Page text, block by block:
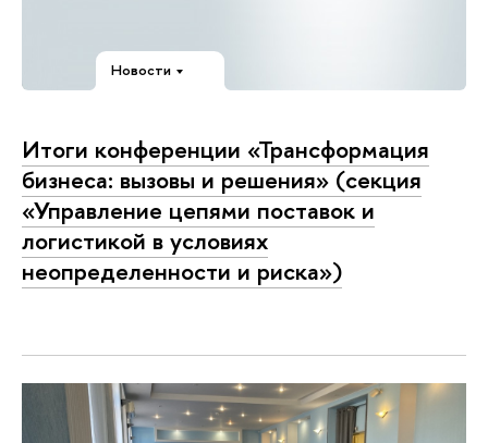
Новости
Итоги конференции «Трансформация
бизнеса: вызовы и решения» (секция
«Управление цепями поставок и
логистикой в условиях
неопределенности и риска»)